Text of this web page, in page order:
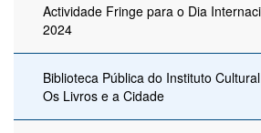
Actividade Fringe para o Dia
2024
Biblioteca Pública do Instituto
Os Livros e a Cidade